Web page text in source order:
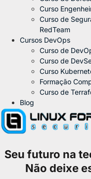
Curso
Curso de
RedTeam
Cursos DevOps
Curso de
Curso de
Curso
Formação
Curso de
Blog
Seu futuro na
Não deixe